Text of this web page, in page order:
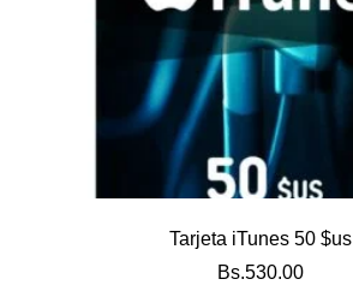
Tarjeta iTunes 50 $us
Bs.530.00